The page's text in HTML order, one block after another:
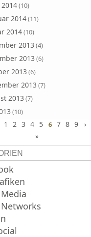
(10)
2014(11)
2014(10)
2013 (4)
2013 (6)
2013 (6)
2013 (7)
2013 (7)
(10)
(10)
1 2 3 4 5 6 7 8 9
›
»